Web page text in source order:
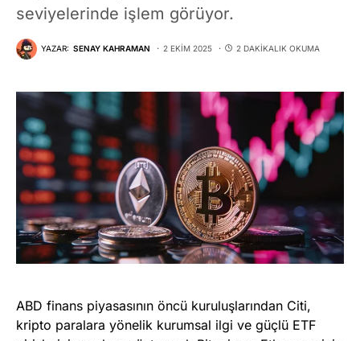
seviyelerinde işlem görüyor.
YAZAR: SENAY KAHRAMAN 2 EKIM 2025 2 DAKIKALIK OKUMA
ABD finans piyasasının öncü kuruluşlarından Citi,
kripto paralara yönelik kurumsal ilgi ve güçlü ETF